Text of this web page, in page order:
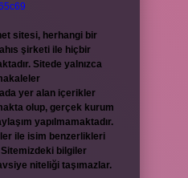
sitesi, herhangi bir
şirketi ile hiçbir
Sitede yalnızca
yer alan içerikler
olup, gerçek kurum
yapılmamaktadır.
ile isim benzerlikleri
bilgiler
niteliği taşımazlar.